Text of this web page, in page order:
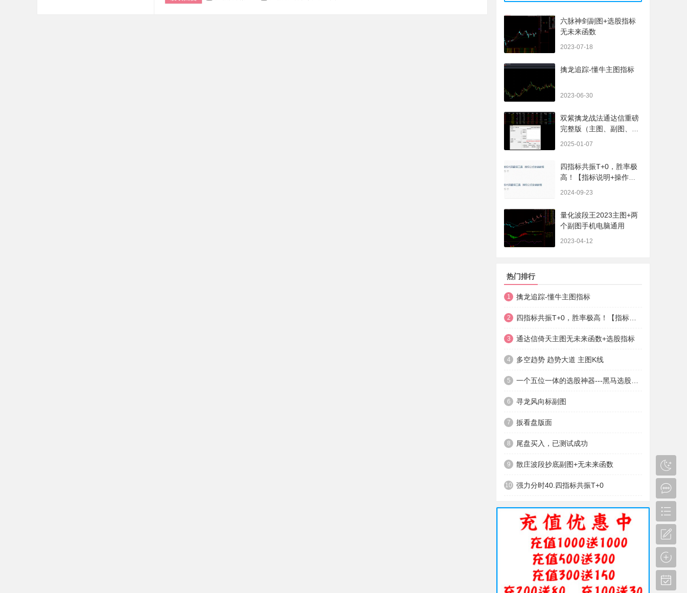
六脉神剑副图+选股指标
无未来函数
2023-07-18
擒龙追踪-懂牛主图指标
2023-06-30
双紫擒龙战法通达信重磅
完整版（主图、副图、排
2025-01-07
四指标共振T+0，胜率极
高！【指标说明+操作方
2024-09-23
量化波段王2023主图+两
个副图手机电脑通用
2023-04-12
热门排行
1 擒龙追踪-懂牛主图指标
2
3 通达信倚天主图无未来函数+选股指标
4 多空趋势 趋势大道 主图K线
5
6 寻龙风向标副图
7 扳看盘版面
8 尾盘买入，已测试成功
9 散庄波段抄底副图+无未来函数
10 强力分时40.四指标共振T+0